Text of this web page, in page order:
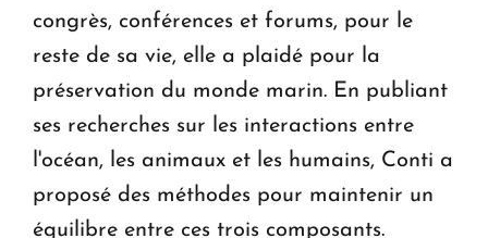
congrès, conférences et forums, pour le
reste de sa vie, elle a plaidé pour la
préservation du monde marin. En publiant
ses recherches sur les interactions entre
l'océan, les animaux et les humains, Conti a
proposé des méthodes pour maintenir un
équilibre entre ces trois composants.